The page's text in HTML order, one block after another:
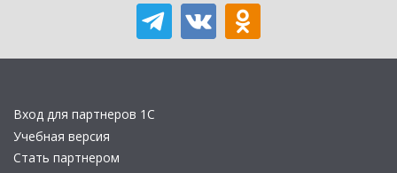
Вход для партнеров 1С
Учебная версия
Стать партнером